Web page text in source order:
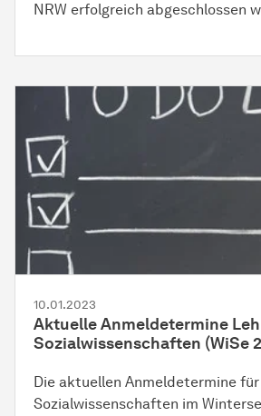
NRW erfolgreich abgeschlossen
10.01.2023
Aktuelle Anmeldetermine
Sozialwissenschaften (WiSe
Die aktuellen Anmeldetermine
Sozialwissenschaften im